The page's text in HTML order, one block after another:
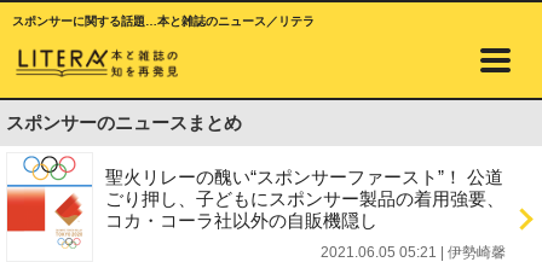
スポンサーに関する話題…本と雑誌のニュース／リテラ
スポンサーのニュースまとめ
聖火リレーの醜い“スポンサーファースト”！ 公道
ごり押し、子どもにスポンサー製品の着用強要、
コカ・コーラ社以外の自販機隠し
2021.06.05 05:21 伊勢崎馨